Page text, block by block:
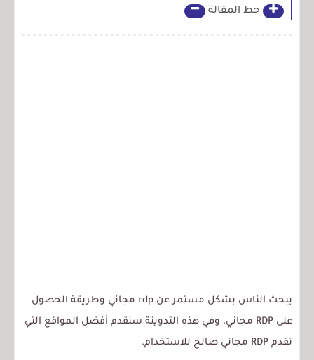
خط المقالة
يبحث الناس بشكل مستمر عن rdp مجاني وطريقة الحصول
على RDP مجاني، وفي هذه التدوينة سنقدم أفضل المواقع التي
تقدم RDP مجاني صالح للاستخدام.